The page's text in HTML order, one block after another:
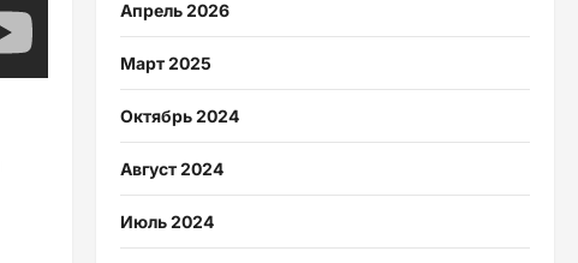
Апрель 2026
Март 2025
Октябрь 2024
Август 2024
Июль 2024